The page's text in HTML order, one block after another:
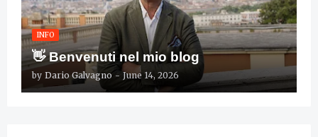
INFO
👋 Benvenuti nel mio blog
by Dario Galvagno - June 14, 2026